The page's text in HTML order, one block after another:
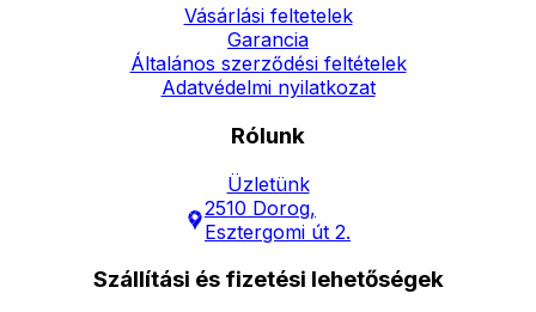
Vásárlási feltetelek
Garancia
Általános szerződési feltételek
Adatvédelmi nyilatkozat
Rólunk
Üzletünk
2510 Dorog,
Esztergomi út 2.
Szállítási és fizetési lehetőségek